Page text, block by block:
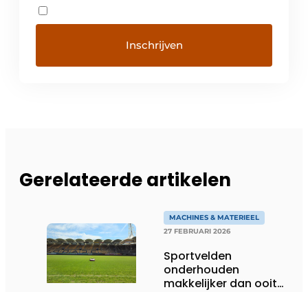
Gerelateerde artikelen
MACHINES & MATERIEEL
27 FEBRUARI 2026
Sportvelden
onderhouden
makkelijker dan ooit